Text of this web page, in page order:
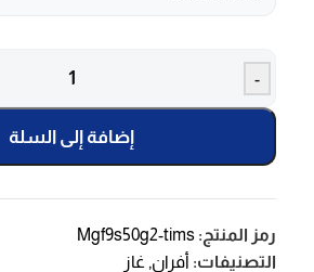
-
إضافة إلى السلة
رمز المنتج: Mgf9s50g2-tims
التصنيفات: أفران, غاز